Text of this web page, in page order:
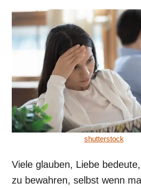
shutterstock
Viele glauben, Liebe
zu bewahren, selbst wenn